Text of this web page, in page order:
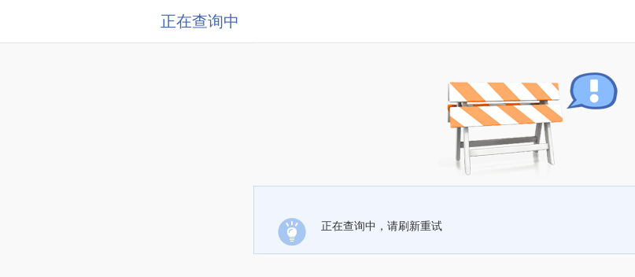
正在查询中
正在查询中，请刷新重试